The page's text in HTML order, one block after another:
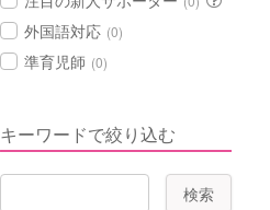
外国語対応 (0)
準育児師 (0)
キーワードで絞り込む